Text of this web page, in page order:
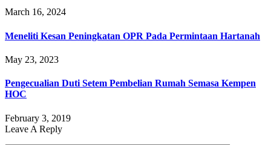
March 16, 2024
Meneliti Kesan Peningkatan OPR Pada Permintaan Hartanah
May 23, 2023
Pengecualian Duti Setem Pembelian Rumah Semasa Kempen
HOC
February 3, 2019
Leave A Reply